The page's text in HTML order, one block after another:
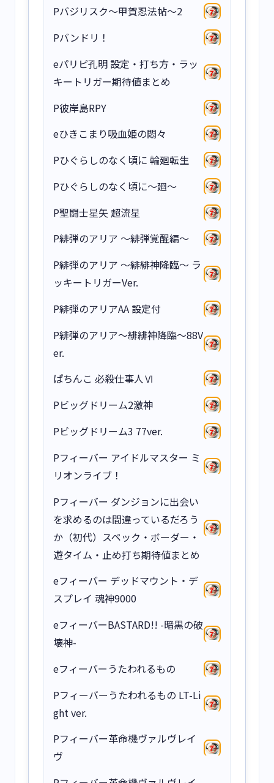
Pバジリスク～甲賀忍法帖～2
Pバンドリ！
eパリピ孔明 設定・打ち方・ラッ
キートリガー期待値まとめ
P彼岸島RPY
eひきこまり吸血姫の悶々
Pひぐらしのなく頃に 輪廻転生
Pひぐらしのなく頃に～廻～
P聖闘士星矢 超流星
P緋弾のアリア ～緋弾覚醒編～
P緋弾のアリア ～緋緋神降臨～ ラ
ッキートリガーVer.
P緋弾のアリアAA 設定付
P緋弾のアリア～緋緋神降臨～88V
er.
ぱちんこ 必殺仕事人Ⅵ
Pビッグドリーム2激神
Pビッグドリーム3 77ver.
Pフィーバー アイドルマスター ミ
リオンライブ！
Pフィーバー ダンジョンに出会い
を求めるのは間違っているだろう
か（初代）スペック・ボーダー・
遊タイム・止め打ち期待値まとめ
eフィーバー デッドマウント・デ
スプレイ 魂神9000
eフィーバーBASTARD!! -暗黒の破
壊神-
eフィーバーうたわれるもの
Pフィーバーうたわれるもの LT-Li
ght ver.
Pフィーバー革命機ヴァルヴレイ
ヴ